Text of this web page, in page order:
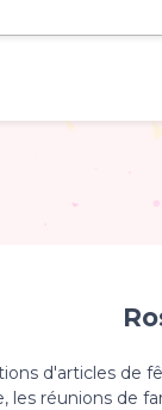
d'articles de
réunions de